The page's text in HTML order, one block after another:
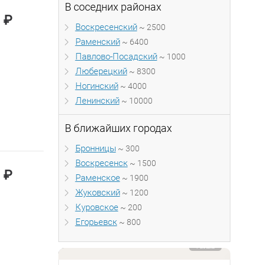
В соседних районах
Воскресенский~ 2500
Раменский~ 6400
Павлово-Посадский~ 1000
Люберецкий~ 8300
Ногинский~ 4000
Ленинский~ 10000
В ближайших городах
Бронницы ~ 300
Воскресенск ~ 1500
Раменское~ 1900
Жуковский~ 1200
Куровское~ 200
Егорьевск ~ 800
₽
₽